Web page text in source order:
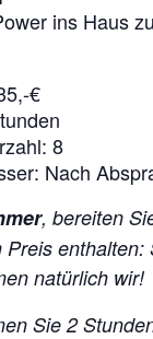
ins Haus
€
8
Nach
, bereiten
Preis enthalten:
natürlich wir!
Sie 2